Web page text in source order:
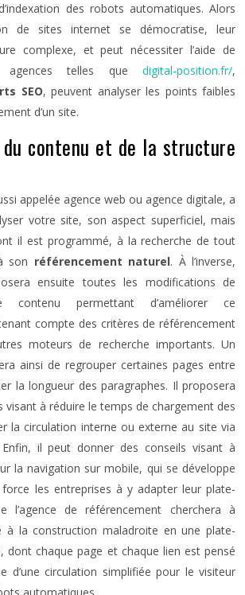
des robots automatiques. Alors
de sites internet se démocratise, leur
complexe, et peut nécessiter l’aide de
agences telles que digital-position.fr/,
SEO, peuvent analyser les points faibles
d’un site.
contenu et de la structure
appelée agence web ou agence digitale, a
votre site, son aspect superficiel, mais
il est programmé, à la recherche de tout
son référencement naturel. À l’inverse,
ensuite toutes les modifications de
permettant d’améliorer ce
compte des critères de référencement
moteurs de recherche importants. Un
ainsi de regrouper certaines pages entre
la longueur des paragraphes. Il proposera
visant à réduire le temps de chargement des
la circulation interne ou externe au site via
il peut donner des conseils visant à
la navigation sur mobile, qui se développe
les entreprises à y adapter leur plate-
l’agence de référencement cherchera à
à la construction maladroite en une plate-
dont chaque page et chaque lien est pensé
d’une circulation simplifiée pour le visiteur